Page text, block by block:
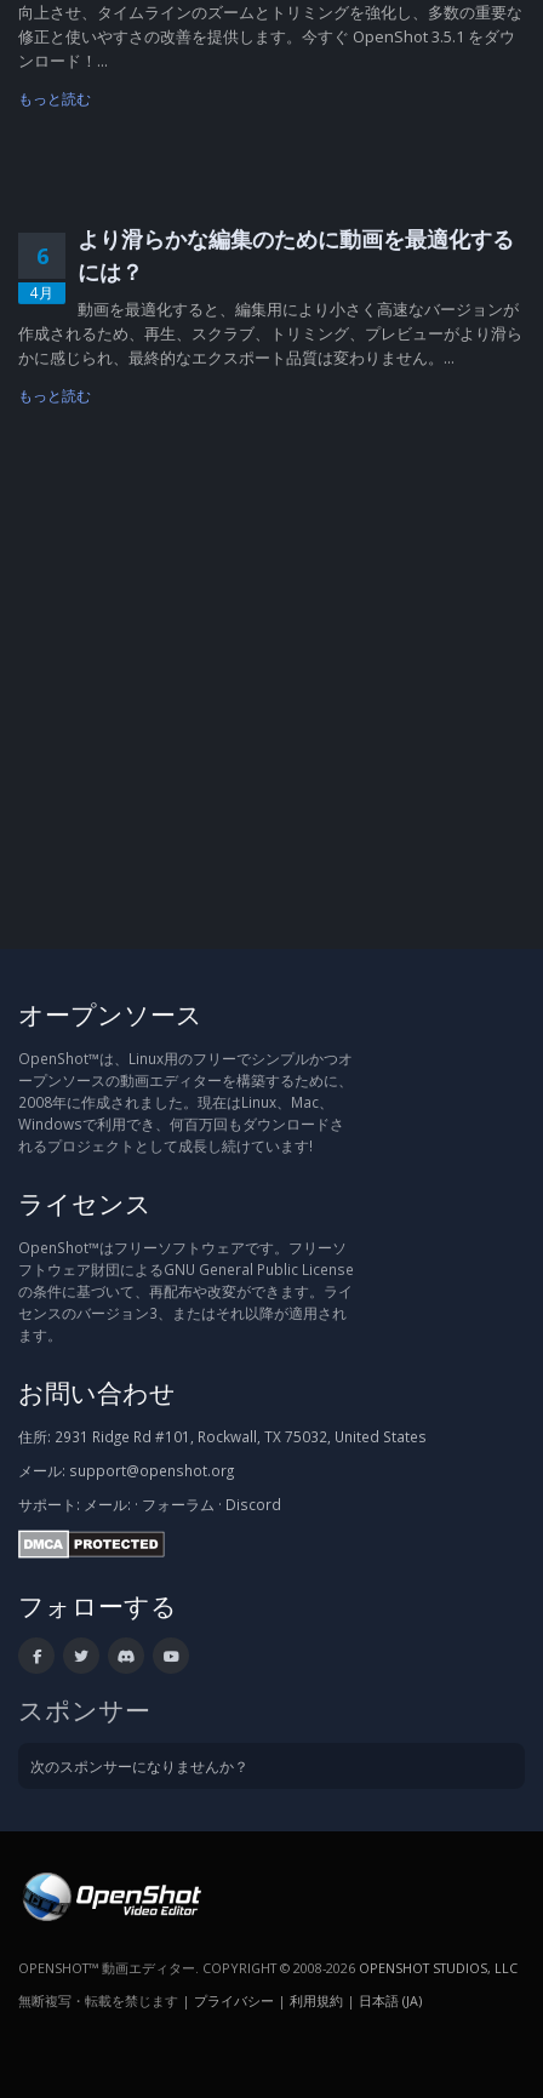
向上させ、タイムラインのズームとトリミングを強化し、多数の重要な
修正と使いやすさの改善を提供します。今すぐ OpenShot 3.5.1 をダウ
ンロード！...
もっと読む
6
4月
より滑らかな編集のために動画を最適化する
には？
動画を最適化すると、編集用により小さく高速なバージョンが
作成されるため、再生、スクラブ、トリミング、プレビューがより滑ら
かに感じられ、最終的なエクスポート品質は変わりません。...
もっと読む
オープンソース
OpenShot™は、Linux用のフリーでシンプルかつオ
ープンソースの動画エディターを構築するために、
2008年に作成されました。現在はLinux、Mac、
Windowsで利用でき、何百万回もダウンロードさ
れるプロジェクトとして成長し続けています!
ライセンス
OpenShot™はフリーソフトウェアです。フリーソ
フトウェア財団によるGNU General Public License
の条件に基づいて、再配布や改変ができます。ライ
センスのバージョン3、またはそれ以降が適用され
ます。
お問い合わせ
住所: 2931 Ridge Rd #101, Rockwall, TX 75032, United States
メール: support@openshot.org
サポート: メール: · フォーラム · Discord
フォローする
スポンサー
次のスポンサーになりませんか？
OPENSHOT™ 動画エディター. COPYRIGHT © 2008-2026 OPENSHOT STUDIOS, LLC
無断複写・転載を禁じます | プライバシー | 利用規約 | 日本語 (JA)